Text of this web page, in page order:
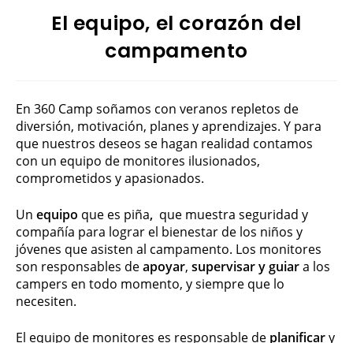
El equipo, el corazón del
campamento
En 360 Camp soñamos con veranos repletos de
diversión, motivación, planes y aprendizajes. Y para
que nuestros deseos se hagan realidad contamos
con un equipo de monitores ilusionados,
comprometidos y apasionados.
Un equipo que es piña, que muestra seguridad y
compañía para lograr el bienestar de los niños y
jóvenes que asisten al campamento. Los monitores
son responsables deapoyar, supervisar y guiara los
campers en todo momento, y siempre que lo
necesiten.
El equipo de monitores es responsable de planificary